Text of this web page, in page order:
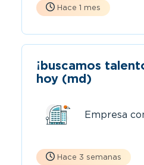
Hace 1 mes
¡buscamos
hoy (md)
Empresa
Hace 3 semanas